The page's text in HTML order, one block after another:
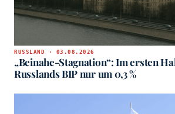
RUSSLAND · 03.08.2026
„Beinahe-Stagnation“: Im ersten
Russlands BIP nur um 0,3 %